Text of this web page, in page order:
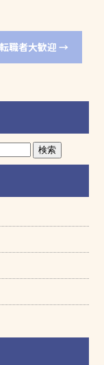
職者大歓迎 →